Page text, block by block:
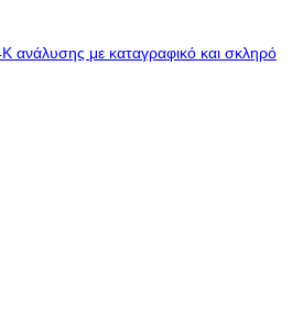
ανάλυσης με καταγραφικό και σκληρό